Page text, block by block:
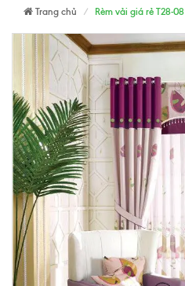
Trang chủ Rèm vải giá rẻ T28-08